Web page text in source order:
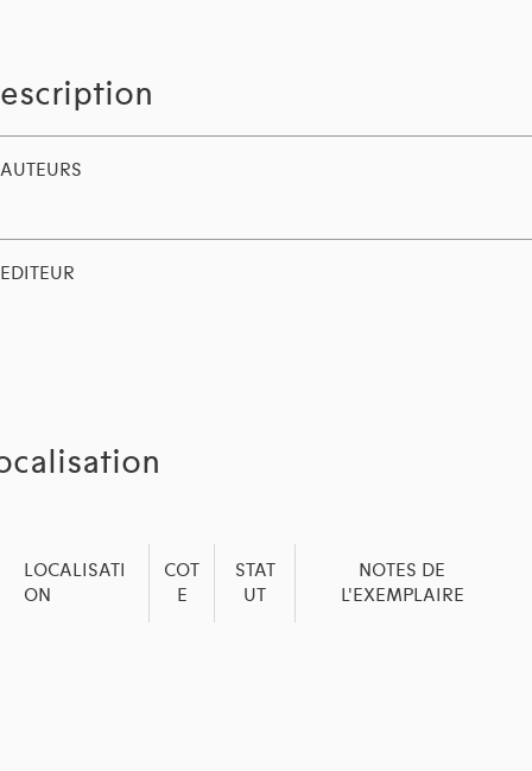
AUTEURS
EDITEUR
LOCALISATI
ON
COT
E
STAT
UT
NOTES DE
L'EXEMPLAIRE